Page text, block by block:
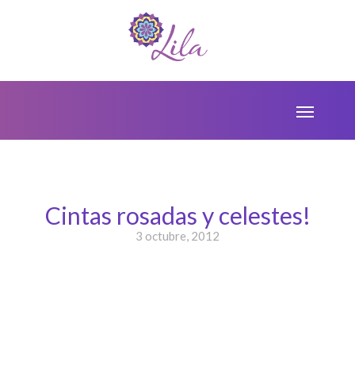
Cintas rosadas y celestes!
3 octubre, 2012